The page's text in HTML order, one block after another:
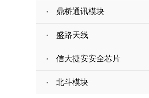
鼎桥通讯模块
盛路天线
信大捷安安全芯片
北斗模块